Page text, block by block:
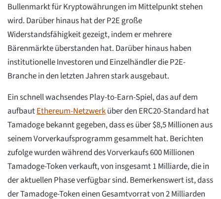
Bullenmarkt für Kryptowährungen im Mittelpunkt stehen
wird. Darüber hinaus hat der P2E große
Widerstandsfähigkeit gezeigt, indem er mehrere
Bärenmärkte überstanden hat. Darüber hinaus haben
institutionelle Investoren und Einzelhändler die P2E-
Branche in den letzten Jahren stark ausgebaut.
Ein schnell wachsendes Play-to-Earn-Spiel, das auf dem
aufbautEthereum-Netzwerküber den ERC20-Standard hat
Tamadoge bekannt gegeben, dass es über $8,5 Millionen aus
seinem Vorverkaufsprogramm gesammelt hat. Berichten
zufolge wurden während des Vorverkaufs 600 Millionen
Tamadoge-Token verkauft, von insgesamt 1 Milliarde, die in
der aktuellen Phase verfügbar sind. Bemerkenswert ist, dass
der Tamadoge-Token einen Gesamtvorrat von 2 Milliarden